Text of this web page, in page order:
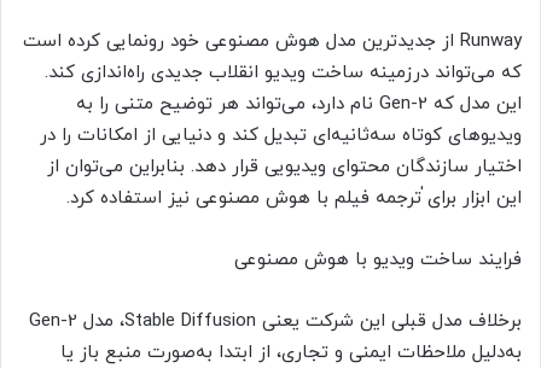
Runway از جدیدترین مدل هوش مصنوعی خود رونمایی کرده است
که می‌تواند درزمینه ساخت ویدیو انقلاب جدیدی راه‌اندازی کند.
این مدل که Gen-2 نام دارد، می‌تواند هر توضیح متنی را به
ویدیوهای کوتاه سه‌ثانیه‌ای تبدیل کند و دنیایی از امکانات را در
اختیار سازندگان محتوای ویدیویی قرار دهد. بنابراین می‌توان از
این ابزار برای ٰترجمه فیلم با هوش مصنوعی نیز استفاده کرد.
فرایند ساخت ویدیو با هوش مصنوعی
برخلاف مدل قبلی این شرکت یعنی Stable Diffusion، مدل Gen-2
به‌دلیل ملاحظات ایمنی و تجاری، از ابتدا به‌صورت منبع باز یا